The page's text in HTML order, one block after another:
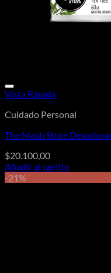
Vista Rápida
Cuidado Personal
The Mash Store
$20.100,00
Añadir al carrito
-21%